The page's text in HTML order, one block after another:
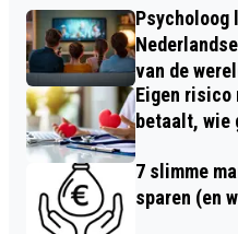
Psycholoog
van de
Eigen risico
betaalt, wie
7 slimme
sparen (en